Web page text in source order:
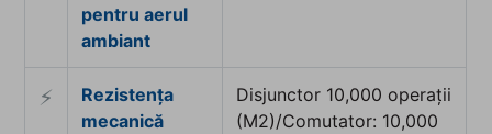
pentru aerul
ambiant
⚡︎
Rezistența
mecanică
Disjunctor 10,000 operații
(M2)/Comutator: 10,000